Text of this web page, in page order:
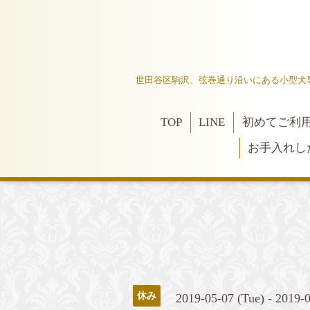
世田谷区駒沢、弦巻通り沿いにある小型
TOP LINE
初めてご利
お手入れ
休み 2019-05-07 (Tue) - 2019-